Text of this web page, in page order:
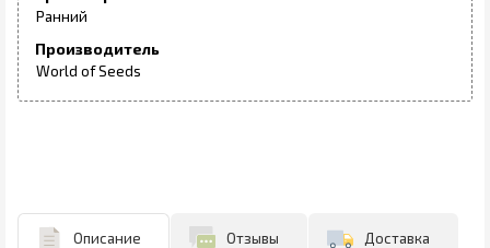
Ранний
Производитель
World of Seeds
Описание Отзывы Доставка